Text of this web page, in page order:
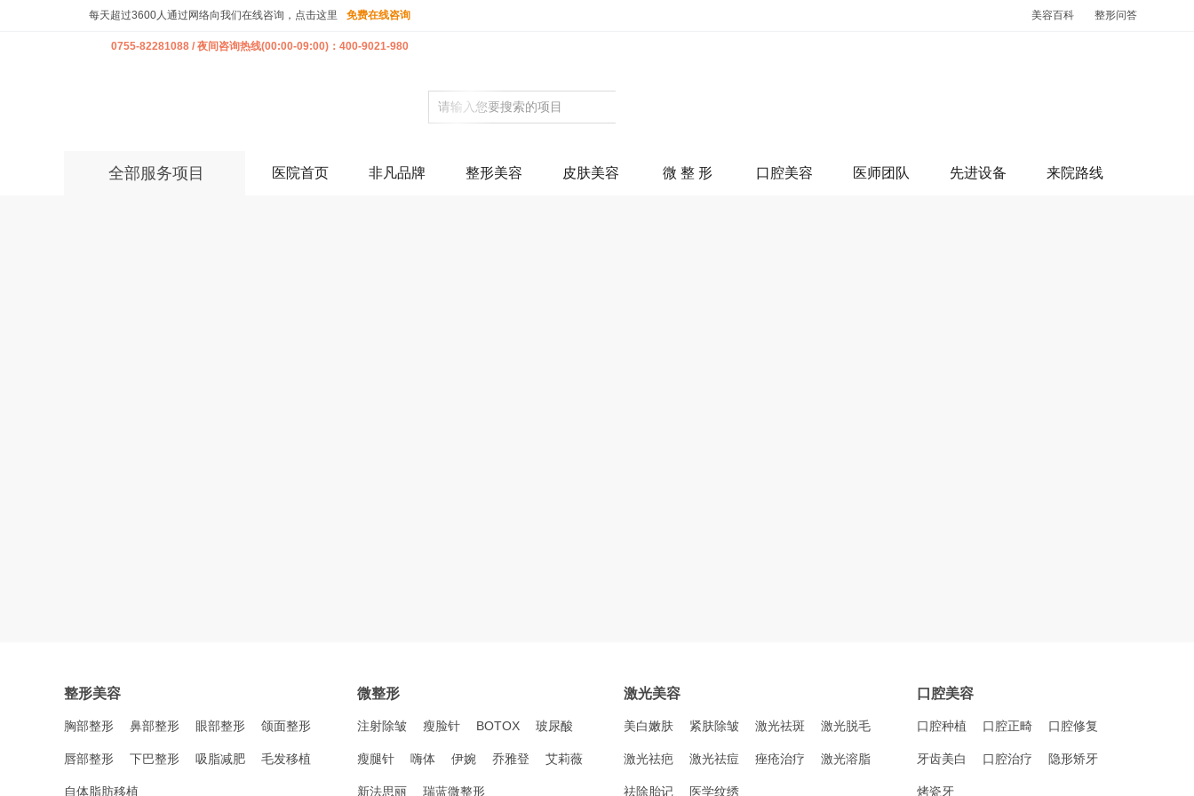
每天超过3600人通过网络向我们在线咨询，点击这里 免费在线咨询
0755-82281088 / 夜间咨询热线(00:00-09:00)：400-9021-980
美容百科 整形问答
全部服务项目 医院首页 非凡品牌 整形美容 皮肤美容 微 整 形 口腔美容 医师团队 先进设备 来院路线
整形美容
胸部整形 鼻部整形 眼部整形 颌面整形
唇部整形 下巴整形 吸脂减肥 毛发移植
自体脂肪移植
微整形
注射除皱 瘦脸针 BOTOX 玻尿酸
瘦腿针 嗨体 伊婉 乔雅登 艾莉薇
新法思丽 瑞蓝微整形
激光美容
美白嫩肤 紧肤除皱 激光祛斑 激光脱毛
激光祛疤 激光祛痘 痤疮治疗 激光溶脂
祛除胎记 医学纹绣
口腔美容
口腔种植 口腔正畸 口腔修复
牙齿美白 口腔治疗 隐形矫牙
烤瓷牙